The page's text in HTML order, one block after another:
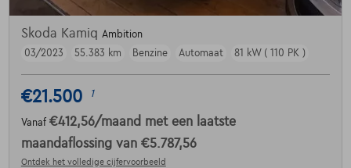
Skoda Kamiq Ambition
03/2023
55.383 km Benzine Automaat 81 kW ( 110 PK )
€21.500 1
Vanaf €412,56/maand met een laatste
maandaflossing van €5.787,56
Ontdek het volledige cijfervoorbeeld